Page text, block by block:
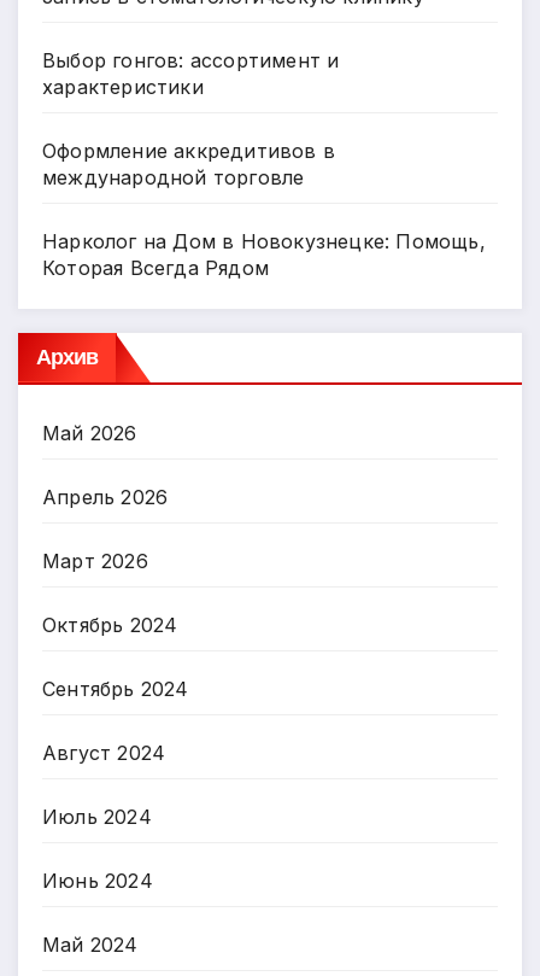
Выбор гонгов: ассортимент и
характеристики
Оформление аккредитивов в
международной торговле
Нарколог на Дом в Новокузнецке: Помощь,
Которая Всегда Рядом
Архив
Май 2026
Апрель 2026
Март 2026
Октябрь 2024
Сентябрь 2024
Август 2024
Июль 2024
Июнь 2024
Май 2024